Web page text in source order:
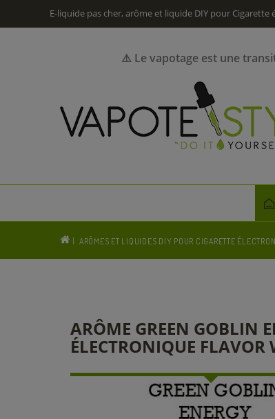
E-liquide pas cher, arôme et liquide DIY pour Cigarette
⚠️ Le vapotage est une
ARÔMES ET LIQUIDES DIY POUR CIGARETTE
ARÔME GREEN GOBLIN
ÉLECTRONIQUE FLAVOR